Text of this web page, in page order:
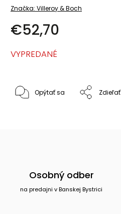
Značka: Villeroy & Boch
€52,70
VYPREDANÉ
Opýtať sa Zdieľať
Osobný odber
na predajni v Banskej Bystrici